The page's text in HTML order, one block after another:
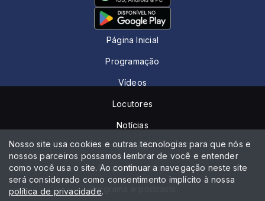
Página Inicial
Programação
Vídeos
Locutores
Notícias
Contato
Peça sua música
Programa e podcasts
Nosso site usa cookies e outras tecnologias para que nós e
nossos parceiros possamos lembrar de você e entender
como você usa o site. Ao continuar a navegação neste site
será considerado como consentimento implícito à nossa
política de privacidade.